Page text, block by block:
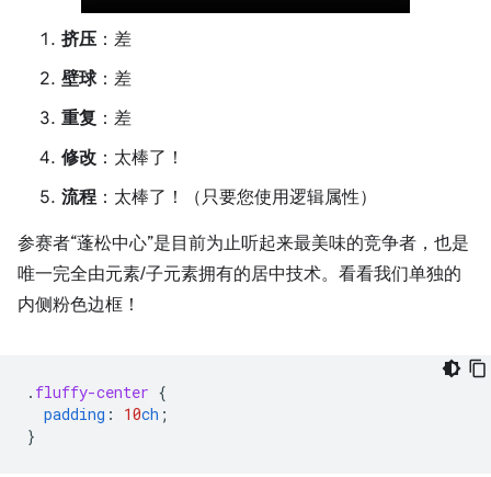
挤压 ：差
壁球：差
重复 ：差
修改 ：太棒了！
流程：太棒了！（只要您使用逻辑属性）
参赛者“蓬松中心”是目前为止听起来最美味的竞争者，也是
唯一完全由元素/子元素拥有的居中技术。看看我们单独的
内侧粉色边框！
. fluffy-center {
padding : 10ch ;
}